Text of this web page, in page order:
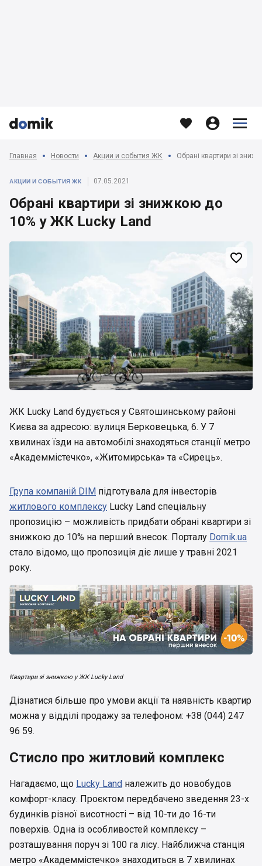


   


Главная Новости Акции и события ЖК Обрані квартири зі
АКЦИИ И СОБЫТИЯ ЖК 07.05.2021
Обрані квартири зі знижкою до
10% у ЖК Lucky Land

ЖК Lucky Land будується у Святошинському районі
Києва за адресою: вулиця Берковецька, 6. У 7
хвилинах їзди на автомобілі знаходяться станції метро
«Академмістечко», «Житомирська» та «Сирець».
Група компаній DIM підготувала для інвесторів
житлового комплексу Lucky Land спеціальну
пропозицію – можливість придбати обрані квартири зі
знижкою до 10% на перший внесок. Порталу Domik.ua
стало відомо, що пропозиція діє лише у травні 2021
року.
Квартири зі знижкою у ЖК Lucky Land
Дізнатися більше про умови акції та наявність квартир
можна у відділі продажу за телефоном: +38 (044) 247
96 59.
Стисло про житловий комплекс
Нагадаємо, що Lucky Land належить до новобудов
комфорт-класу. Проєктом передбачено зведення 23-х
будинків різної висотності – від 10-ти до 16-ти
поверхів. Одна із особливостей комплексу –
розташування поруч зі 100 га лісу. Найближча станція
метро «Академмістечко» знаходиться в 7 хвилинах